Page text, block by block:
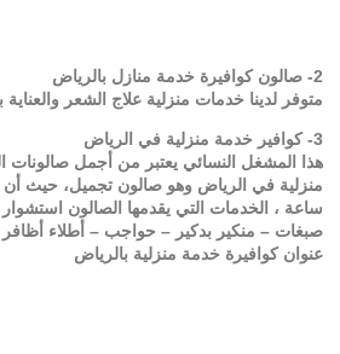
2- صالون كوافيرة خدمة منازل بالرياض
متوفر لدينا خدمات منزلية علاج الشعر
3- كوافير خدمة منزلية في الرياض
هذا المشغل النسائي يعتبر من أجمل صالونات
ساعة ، الخدمات التي يقدمها الصالون
صبغات – منكير بدكير – حواجب – أطلاء
عنوان كوافيرة خدمة منزلية بالرياض